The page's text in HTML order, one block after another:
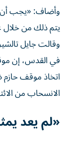
وأضاف: «يجب ‌أن
يتم ذلك من خلال
وقالت جايل
في القدس، إن
اتخاذ موقف
الانسحاب من
«لم يعد